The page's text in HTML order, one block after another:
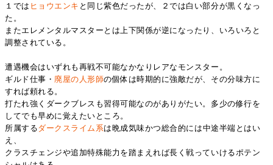
１では ヒョウエンキ と同じ紫色だったが、２では白い部分が黒くなっ
た。
またエレメンタルマスターとは上下関係が逆になったり、いろいろと
調整されている。
遭遇機会はいずれも再戦不可能なかなりレアなモンスター。
ギルド仕事・ 廃屋の人形師の個体は時期的に強敵だが、その分味方に
すれば頼れる。
打たれ強くダークブレスも習得可能なのがありがたい。多少の修行を
してでも早めに覚えたいところ。
所属するダークスライム系は晩成気味かつ総合的には中途半端とはい
え、
クラスチェンジや追加特殊能力を踏まえれば長く戦っていけるポテン